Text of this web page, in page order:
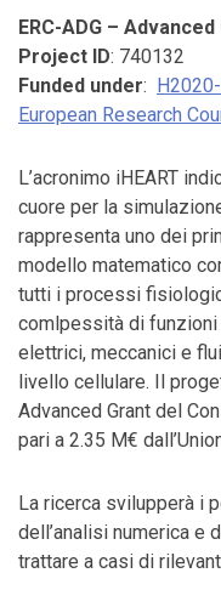
ERC-ADG –
Project ID: 740132
Funded under:
European Research
L’acronimo iHEART
cuore per la
rappresenta uno dei
modello matematico
tutti i processi
comlpessità di funzioni
elettrici, meccanici e
livello cellulare. Il
Advanced Grant del
pari a 2.35 M€
La ricerca svilupperà i
dell’analisi numerica e
trattare a casi di